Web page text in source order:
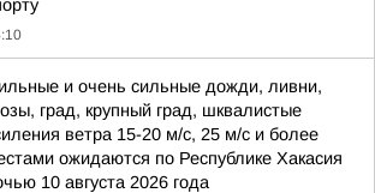
и очень сильные дожди, ливни,
град, крупный град, шквалистые
ветра 15-20 м/с, 25 м/с и более
ожидаются по Республике Хакасия
10 августа 2026 года